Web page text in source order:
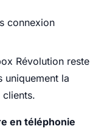
connexion
Révolution reste
uniquement la
clients.
en téléphonie